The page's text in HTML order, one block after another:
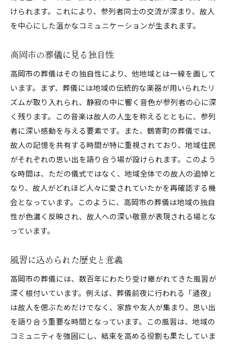
けられます。これにより、参列者同士の交流が深まり、故人
を中心にした温かなコミュニケーションが生まれます。
高岡市の葬儀に見る独自性
高岡市の葬儀はその独自性により、他地域とは一線を画して
います。まず、葬儀には地域の伝統的な楽器が用いられたリ
ズムが取り入れられ、静寂の中に響く音色が参列者の心に深
く残ります。この音楽は故人の人生を称えるとともに、参列
者に深い感動を与える要素です。また、鶴寄町の葬儀では、
故人の記憶を共有する時間が特に重視されており、地域住民
がそれぞれの思い出を語り合う場が設けられます。このよう
な時間は、ただの儀式ではなく、地域全体での故人の追悼と
なり、故人がどれほど人々に愛されていたかを再確認する機
会となっています。このように、高岡市の葬儀は地域の独自
性が色濃く反映され、故人への深い敬意が表現される場とな
っています。
風習に込められた歴史と意義
高岡市の葬儀には、数百年にわたり受け継がれてきた風習が
深く根付いています。例えば、葬儀前夜に行われる「通夜」
は故人を偲ぶためだけでなく、家族や友人が集まり、思い出
を語り合う重要な時間となっています。この風習は、地域の
コミュニティを強固にし、結束を高める役割も果たしていま